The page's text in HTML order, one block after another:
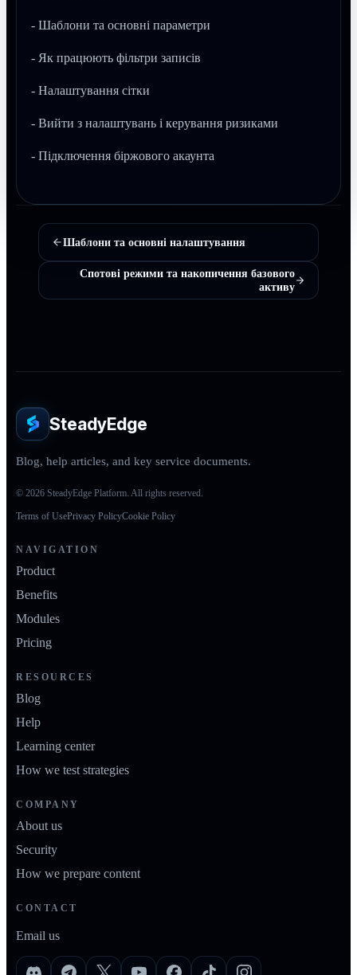
- Шаблони та основні параметри
- Як працюють фільтри записів
- Налаштування сітки
- Вийти з налаштувань і керування ризиками
- Підключення біржового акаунта
Шаблони та основні налаштування
Спотові режими та накопичення базового
активу
SteadyEdge
Blog, help articles, and key service documents.
© 2026 SteadyEdge Platform. All rights reserved.
Terms of UsePrivacy PolicyCookie Policy
NAVIGATION
Product
Benefits
Modules
Pricing
RESOURCES
Blog
Help
Learning center
How we test strategies
COMPANY
About us
Security
How we prepare content
CONTACT
Email us